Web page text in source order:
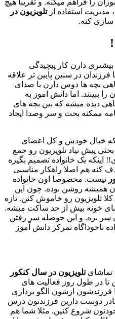
مدیریت استفاده ازتلویزیون در
کنه.
بیشتری دارن کار پیچیدگی
فرزندان در سنین پایین تر علاقه
بچه ها دوس دارن با صدای
را ببینند. اما دانش اموز به
دیده میشه که بین بچه های
ممکنه بحث و سر وصدا ایجاد
خیال خودش و کل اعضای
پیش نیاد تلویزیون رو جمع
اینکه یک خانواده تصمیم بگیره
کنه هم اصلا راهکار مناسبی
نیست. مخصوصا اون خانواده
همیشه روشن بوده. چون این
تلویزیون رو خاموش کنن. تازه
خونه بیش از حد ساکت میشه.
سر بره. و این حوصله سر رفتن
ناخوداگاه تمرکز دانش آموز
تماشایتلویزیون در سال کنکور
در طول روز فعالیت های
فرزندشون ازشون الگو برداری
دوست دارین فرزندتون درس
شروع کنین. مثلا شما هم